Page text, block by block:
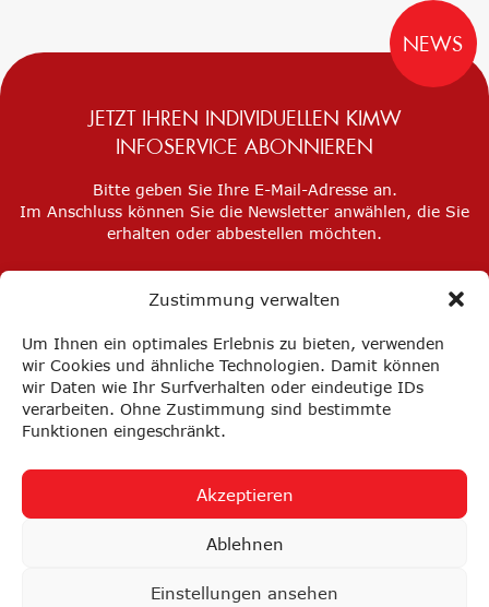
Zustimmung verwalten
Um Ihnen ein optimales Erlebnis zu bieten, verwenden
wir Cookies und ähnliche Technologien. Damit können
wir Daten wie Ihr Surfverhalten oder eindeutige IDs
verarbeiten. Ohne Zustimmung sind bestimmte
Funktionen eingeschränkt.
Akzeptieren
Ablehnen
Einstellungen ansehen
NEWS
JETZT IHREN INDIVIDUELLEN KIMW
INFOSERVICE ABONNIEREN
Bitte geben Sie Ihre E-Mail-Adresse an.
Im Anschluss können Sie die Newsletter anwählen, die Sie
erhalten oder abbestellen möchten.
Impressum Datenschutz
Privatsphäre-Einstellungen
nach oben ↑